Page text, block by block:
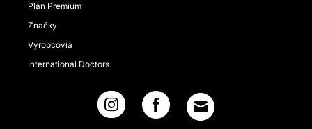
Plán Premium
Značky
Výrobcovia
International Doctors